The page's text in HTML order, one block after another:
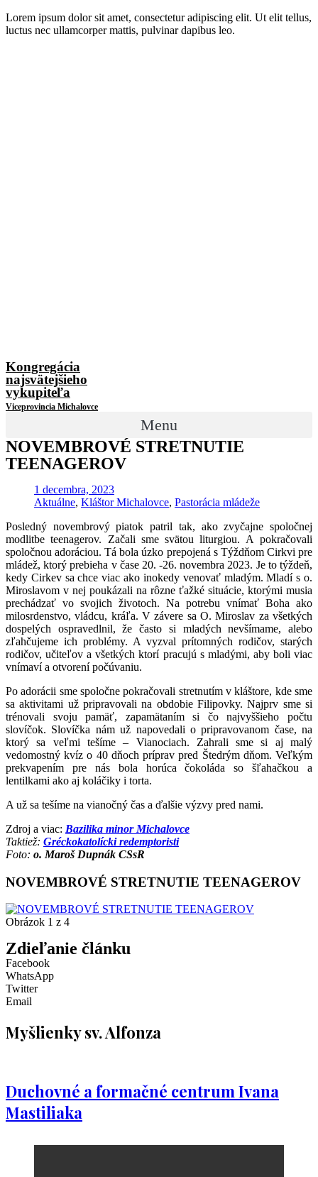
Lorem ipsum dolor sit amet, consectetur adipiscing elit. Ut elit tellus,
luctus nec ullamcorper mattis, pulvinar dapibus leo.
Kongregácia
najsvätejšieho
vykupiteľa
Viceprovincia Michalovce
Menu
NOVEMBROVÉ STRETNUTIE
TEENAGEROV
1 decembra, 2023
Aktuálne, Kláštor Michalovce, Pastorácia mládeže
Posledný novembrový piatok patril tak, ako zvyčajne spoločnej
modlitbe teenagerov. Začali sme svätou liturgiou. A pokračovali
spoločnou adoráciou. Tá bola úzko prepojená s Týždňom Cirkvi pre
mládež, ktorý prebieha v čase 20. -26. novembra 2023. Je to týždeň,
kedy Cirkev sa chce viac ako inokedy venovať mladým. Mladí s o.
Miroslavom v nej poukázali na rôzne ťažké situácie, ktorými musia
prechádzať vo svojich životoch. Na potrebu vnímať Boha ako
milosrdenstvo, vládcu, kráľa. V závere sa O. Miroslav za všetkých
dospelých ospravedlnil, že často si mladých nevšímame, alebo
zľahčujeme ich problémy. A vyzval prítomných rodičov, starých
rodičov, učiteľov a všetkých ktorí pracujú s mladými, aby boli viac
vnímaví a otvorení počúvaniu.
Po adorácii sme spoločne pokračovali stretnutím v kláštore, kde sme
sa aktivitami už pripravovali na obdobie Filipovky. Najprv sme si
trénovali svoju pamäť, zapamätaním si čo najvyššieho počtu
slovíčok. Slovíčka nám už napovedali o pripravovanom čase, na
ktorý sa veľmi tešíme – Vianociach. Zahrali sme si aj malý
vedomostný kvíz o 40 dňoch príprav pred Štedrým dňom. Veľkým
prekvapením pre nás bola horúca čokoláda so šľahačkou a
lentilkami ako aj koláčiky i torta.
A už sa tešíme na vianočný čas a ďalšie výzvy pred nami.
Zdroj a viac: Bazilika minor Michalovce
Taktiež: Gréckokatolícki redemptoristi
Foto: o. Maroš Dupnák CSsR
NOVEMBROVÉ STRETNUTIE TEENAGEROV
Obrázok 1 z 4
Zdieľanie článku
Facebook
WhatsApp
Twitter
Email
Myšlienky sv. Alfonza
Duchovné a formačné centrum Ivana
Mastiliaka